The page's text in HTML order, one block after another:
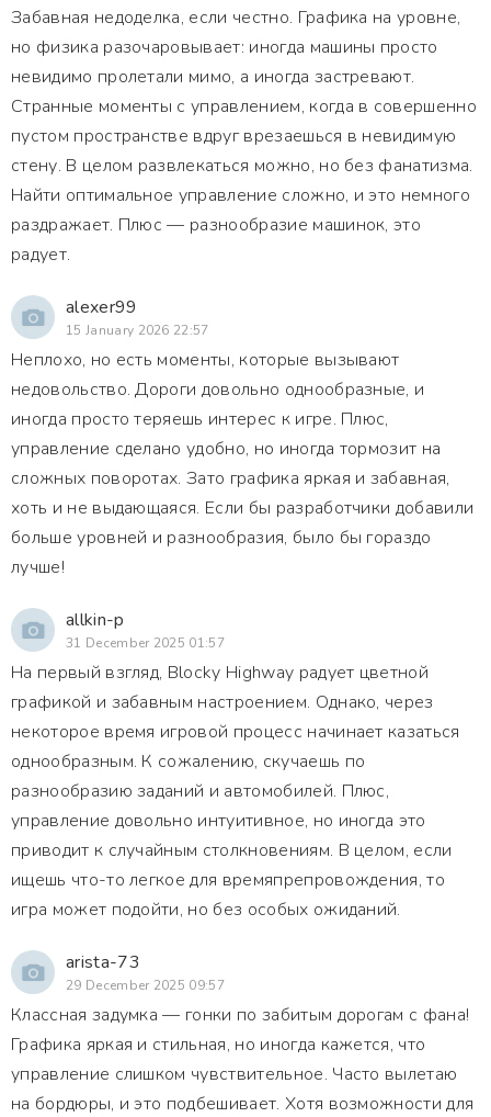
Забавная недоделка, если честно. Графика на уровне,
но физика разочаровывает: иногда машины просто
невидимо пролетали мимо, а иногда застревают.
Странные моменты с управлением, когда в совершенно
пустом пространстве вдруг врезаешься в невидимую
стену. В целом развлекаться можно, но без фанатизма.
Найти оптимальное управление сложно, и это немного
раздражает. Плюс — разнообразие машинок, это
радует.
alexer99
15 January 2026 22:57
Неплохо, но есть моменты, которые вызывают
недовольство. Дороги довольно однообразные, и
иногда просто теряешь интерес к игре. Плюс,
управление сделано удобно, но иногда тормозит на
сложных поворотах. Зато графика яркая и забавная,
хоть и не выдающаяся. Если бы разработчики добавили
больше уровней и разнообразия, было бы гораздо
лучше!
allkin-p
31 December 2025 01:57
На первый взгляд, Blocky Highway радует цветной
графикой и забавным настроением. Однако, через
некоторое время игровой процесс начинает казаться
однообразным. К сожалению, скучаешь по
разнообразию заданий и автомобилей. Плюс,
управление довольно интуитивное, но иногда это
приводит к случайным столкновениям. В целом, если
ищешь что-то легкое для времяпрепровождения, то
игра может подойти, но без особых ожиданий.
arista-73
29 December 2025 09:57
Классная задумка — гонки по забитым дорогам с фана!
Графика яркая и стильная, но иногда кажется, что
управление слишком чувствительное. Часто вылетаю
на бордюры, и это подбешивает. Хотя возможности для